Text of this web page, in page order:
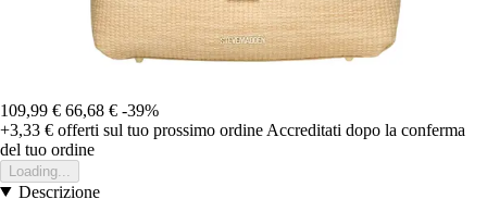
109,99 € 66,68 € -39%
+3,33 € offerti sul tuo prossimo ordine Accreditati dopo la conferma
del tuo ordine
Loading...
Descrizione